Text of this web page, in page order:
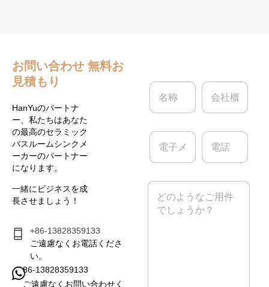
お問い合わせ 無料お
見積もり
HanYuのパートナ
ー、私たちはあなた
の最高のセラミック
バスルームシンクメ
ーカーのパートナー
になります。
一緒にビジネスを成
長させましょう！
+86-13828359133
ご遠慮なくお電話くださ
い。
86-13828359133
ご遠慮なくお問い合わせく
名
*
会
概
電
メ
ル
電
メ